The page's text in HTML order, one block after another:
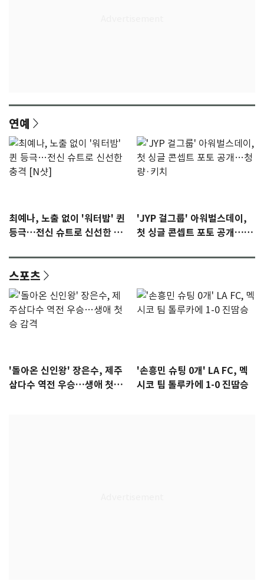
연예
최예나, 노출 없이 '워터밤' 퀸
등극…전신 슈트로 신선한 충
'JYP 걸그룹' 아워벌스데이,
첫 싱글 콘셉트 포토 공개…청
스포츠
'돌아온 신인왕' 장은수, 제주
삼다수 역전 우승…생애 첫승
'손흥민 슈팅 0개' LA FC, 멕
시코 팀 톨루카에 1-0 진땀승